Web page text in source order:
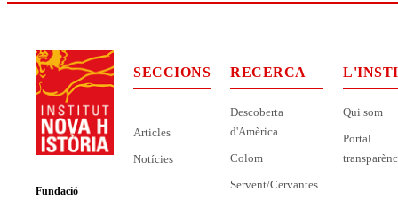
Fundació
SECCIONS
Articles
Notícies
RECERCA
Descoberta
d'Amèrica
Colom
Servent/Cervantes
Qui som
Portal